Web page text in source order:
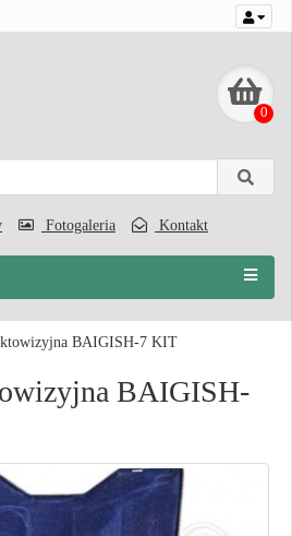
0
Fotogaleria Kontakt
BAIGISH-7 KIT
BAIGISH-